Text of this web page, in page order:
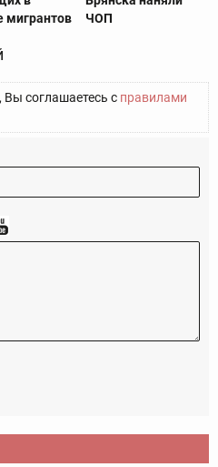
мигрантов
ЧОП
соглашаетесь с правилами